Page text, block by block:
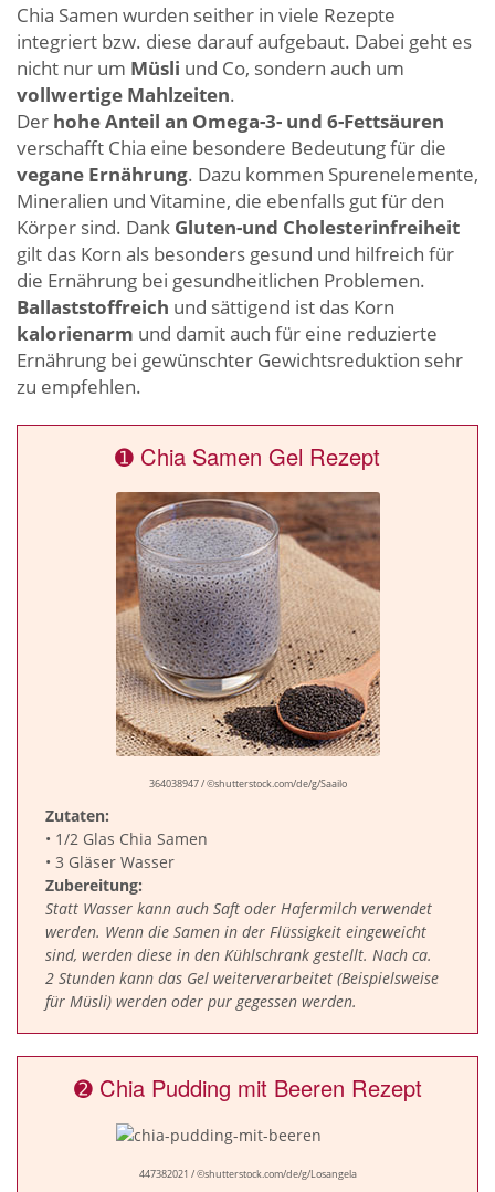
Chia Samen wurden seither in viele Rezepte
integriert bzw. diese darauf aufgebaut. Dabei geht es
nicht nur um Müsli und Co, sondern auch um
vollwertige Mahlzeiten.
Der hohe Anteil an Omega-3- und 6-Fettsäuren
verschafft Chia eine besondere Bedeutung für die
vegane Ernährung. Dazu kommen Spurenelemente,
Mineralien und Vitamine, die ebenfalls gut für den
Körper sind. Dank Gluten-und Cholesterinfreiheit
gilt das Korn als besonders gesund und hilfreich für
die Ernährung bei gesundheitlichen Problemen.
Ballaststoffreich und sättigend ist das Korn
kalorienarm und damit auch für eine reduzierte
Ernährung bei gewünschter Gewichtsreduktion sehr
zu empfehlen.
➊ Chia Samen Gel Rezept
364038947 / ©shutterstock.com/de/g/Saailo
Zutaten:
• 1/2 Glas Chia Samen
• 3 Gläser Wasser
Zubereitung:
Statt Wasser kann auch Saft oder Hafermilch verwendet
werden. Wenn die Samen in der Flüssigkeit eingeweicht
sind, werden diese in den Kühlschrank gestellt. Nach ca.
2 Stunden kann das Gel weiterverarbeitet (Beispielsweise
für Müsli) werden oder pur gegessen werden.
➋ Chia Pudding mit Beeren Rezept
447382021 / ©shutterstock.com/de/g/Losangela